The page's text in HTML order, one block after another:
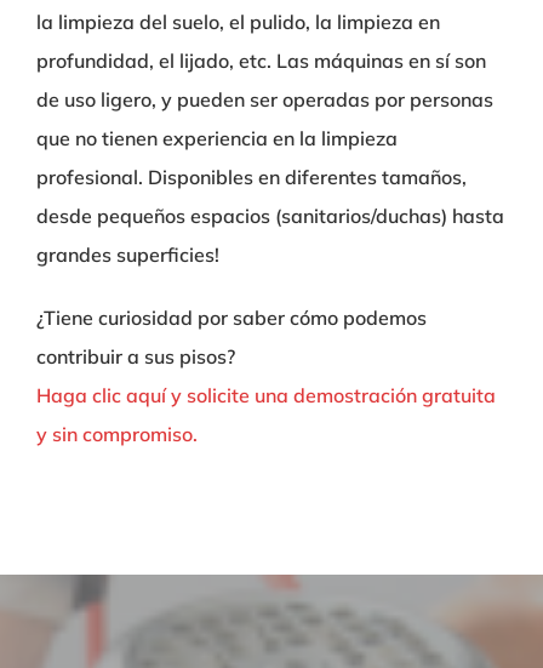
la limpieza del suelo, el pulido, la limpieza en
profundidad, el lijado, etc. Las máquinas en sí son
de uso ligero, y pueden ser operadas por personas
que no tienen experiencia en la limpieza
profesional. Disponibles en diferentes tamaños,
desde pequeños espacios (sanitarios/duchas) hasta
grandes superficies!
¿Tiene curiosidad por saber cómo podemos
contribuir a sus pisos?
Haga clic aquí y solicite una demostración gratuita
y sin compromiso.